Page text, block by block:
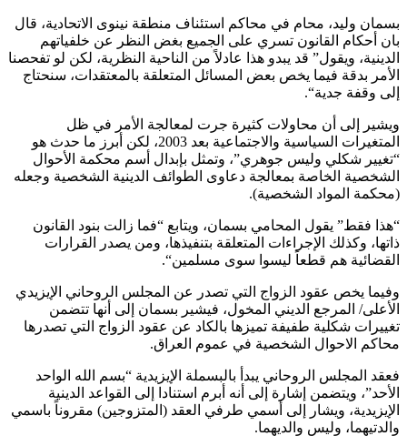
بسمان وليد، محام في محاكم استئناف منطقة نينوى الاتحادية، قال
بان أحكام القانون تسري على الجميع بغض النظر عن خلفياتهم
الدينية، ويقول” قد يبدو هذا عادلاً من الناحية النظرية، لكن لو تفحصنا
الأمر بدقة فيما يخص بعض المسائل المتعلقة بالمعتقدات، سنحتاج
إلى وقفة جدية“.
ويشير إلى أن محاولات كثيرة جرت لمعالجة الأمر في ظل
المتغيرات السياسية والاجتماعية بعد 2003، لكن أبرز ما حدث هو
“تغيير شكلي وليس جوهري”، وتمثل بإبدال أسم محكمة الأحوال
الشخصية الخاصة بمعالجة دعاوى الطوائف الدينية الشخصية وجعله
(محكمة المواد الشخصية).
“هذا فقط” يقول المحامي بسمان، ويتابع “فما زالت بنود القانون
ذاتها، وكذلك الإجراءات المتعلقة بتنفيذها، ومن يصدر القرارات
القضائية هم قطعاً ليسوا سوى مسلمين“.
وفيما يخص عقود الزواج التي تصدر عن المجلس الروحاني الإيزيدي
الأعلى/ المرجع الديني المخول، فيشير بسمان إلى أنها تتضمن
تغييرات شكلية طفيفة تميزها بالكاد عن عقود الزواج التي تصدرها
محاكم الاحوال الشخصية في عموم العراق.
فعقد المجلس الروحاني يبدأ بالبسملة الإيزيدية “بسم الله الواحد
الأحد”، ويتضمن إشارة إلى أنه أبرم استنادا إلى القواعد الدينية
الإيزيدية، ويشار إلى أسمي طرفي العقد (المتزوجين) مقروناً باسمي
والدتيهما، وليس والديهما.